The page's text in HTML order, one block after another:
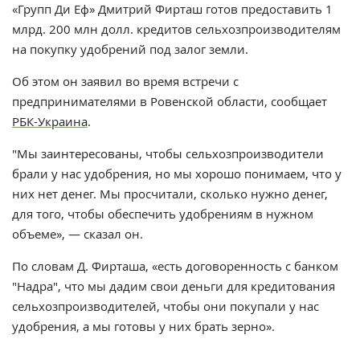
«Групп Ди Еф» Дмитрий Фирташ готов предоставить 1
млрд. 200 млн долл. кредитов сельхозпроизводителям
на покупку удобрений под залог земли.
Об этом он заявил во время встречи с
предпринимателями в Ровенской области, сообщает
РБК-Украина.
"Мы заинтересованы, чтобы сельхозпроизводители
брали у нас удобрения, но мы хорошо понимаем, что у
них нет денег. Мы просчитали, сколько нужно денег,
для того, чтобы обеспечить удобрениям в нужном
объеме», — сказал он.
По словам Д. Фирташа, «есть договоренность с банком
"Надра", что мы дадим свои деньги для кредитования
сельхозпроизводителей, чтобы они покупали у нас
удобрения, а мы готовы у них брать зерно».